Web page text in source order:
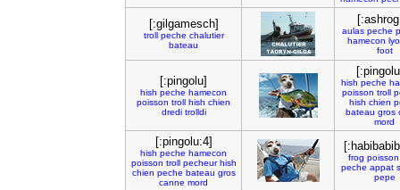
[:gilgamesch]
troll peche chalutier
bateau
aulas peche
hamecon
foot
[:pingolu]
hish peche hamecon
poisson troll hish chien
dredi trolldi
hish peche
poisson troll
hish chien
bateau gros
mord
[:pingolu:4]
hish peche hamecon
poisson troll pecheur hish
chien peche bateau gros
canne mord
frog poisson
peche appat
pepe